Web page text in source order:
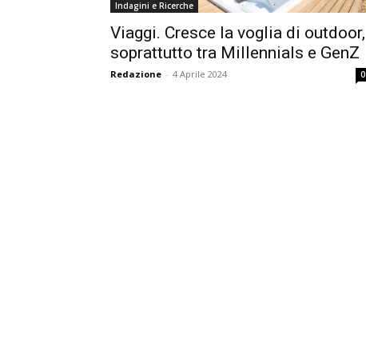
Indagini e Ricerche
Viaggi. Cresce la voglia di outdoor,
soprattutto tra Millennials e GenZ
Redazione - 4 Aprile 2024 0